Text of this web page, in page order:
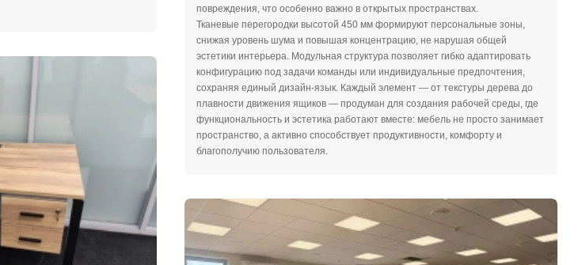
повреждения, что особенно важно в открытых пространствах.
Тканевые перегородки высотой 450 мм формируют персональные зоны,
снижая уровень шума и повышая концентрацию, не нарушая общей
эстетики интерьера. Модульная структура позволяет гибко адаптировать
конфигурацию под задачи команды или индивидуальные предпочтения,
сохраняя единый дизайн-язык. Каждый элемент — от текстуры дерева до
плавности движения ящиков — продуман для создания рабочей среды, где
функциональность и эстетика работают вместе: мебель не просто занимает
пространство, а активно способствует продуктивности, комфорту и
благополучию пользователя.